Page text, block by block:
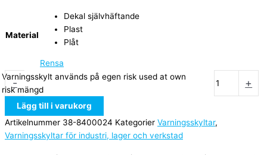
Material
Dekal självhäftande
Plast
Plåt
Rensa
-
Varningsskylt används på egen risk used at own
risk mängd
+
Lägg till i varukorg
Artikelnummer 38-8400024 Kategorier Varningsskyltar,
Varningsskyltar för industri, lager och verkstad